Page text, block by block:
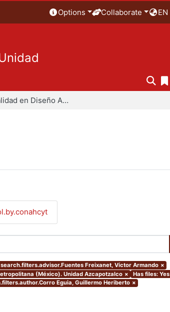
Options Collaborate EN
Especialidad en Diseño Ambiental
Freixanet, Víctor Armando ×
(México). Unidad Azcapotzalco × Has files: Yes
Eguia, Guillermo Heriberto ×